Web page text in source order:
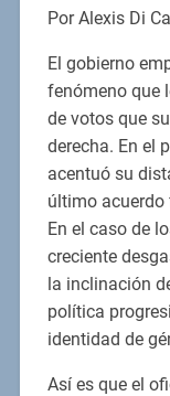
Por Alexis Di
El gobierno
fenómeno que
de votos que
derecha. En el
acentuó su
último acuerdo
En el caso de
creciente
la inclinación
política
identidad de
Así es que el